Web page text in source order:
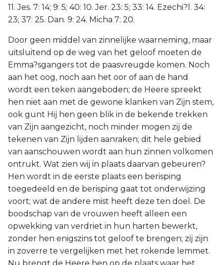
11. Jes. 7: 14; 9: 5; 40: 10. Jer. 23: 5; 33: 14. Ezechi?l. 34:
23; 37: 25. Dan. 9: 24. Micha 7: 20.
Door geen middel van zinnelijke waarneming, maar
uitsluitend op de weg van het geloof moeten de
Emma?sgangers tot de paasvreugde komen. Noch
aan het oog, noch aan het oor of aan de hand
wordt een teken aangeboden; de Heere spreekt
hen niet aan met de gewone klanken van Zijn stem,
ook gunt Hij hen geen blik in de bekende trekken
van Zijn aangezicht, noch minder mogen zij de
tekenen van Zijn lijden aanraken; dit hele gebied
van aanschouwen wordt aan hun zinnen volkomen
ontrukt. Wat zien wij in plaats daarvan gebeuren?
Hen wordt in de eerste plaats een berisping
toegedeeld en de berisping gaat tot onderwijzing
voort; wat de andere mist heeft deze ten doel. De
boodschap van de vrouwen heeft alleen een
opwekking van verdriet in hun harten bewerkt,
zonder hen enigszins tot geloof te brengen; zij zijn
in zoverre te vergelijken met het rokende lemmet.